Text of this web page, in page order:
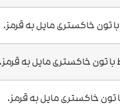
تون خاکستری مایل به قرمز،
تون خاکستری مایل به قرمز،
تون خاکستری مایل به قرمز،